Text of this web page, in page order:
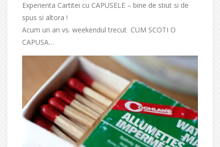
Experienta Cartitei cu CAPUSELE – bine de stiut si de
spus si altora !
Acum un an vs. weekendul trecut CUM SCOTI O
CAPUSA…